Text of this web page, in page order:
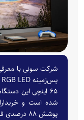
پوشش ۸۸ درصدی فضای رنگی BT.۲۰۲۰ دسترسی پیدا می‌کنند.